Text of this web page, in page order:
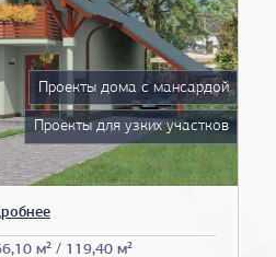
м² / 119,40 м²
Проекты дома с мансардой
Проекты для узких участков